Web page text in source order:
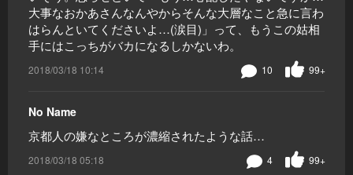
大事なおかあさんなんやからそんな大層なこと急に言わ
はらんといてくださいよ…(涙目)」って、もうこの姑相
手にはこっちがバカになるしかないわ。
2018/03/18 10:14 99+
10
No Name
京都人の嫌なところが濃縮されたような話…
2018/03/18 05:18 99+
4